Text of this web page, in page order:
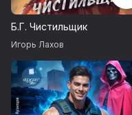
Б.Г. Чистильщик
Игорь Лахов